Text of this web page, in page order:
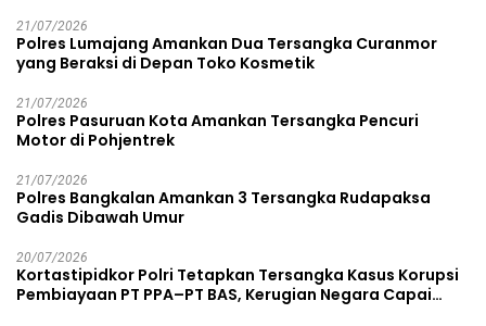
21/07/2026
Polres Lumajang Amankan Dua Tersangka Curanmor
yang Beraksi di Depan Toko Kosmetik
21/07/2026
Polres Pasuruan Kota Amankan Tersangka Pencuri
Motor di Pohjentrek
21/07/2026
Polres Bangkalan Amankan 3 Tersangka Rudapaksa
Gadis Dibawah Umur
20/07/2026
Kortastipidkor Polri Tetapkan Tersangka Kasus Korupsi
Pembiayaan PT PPA–PT BAS, Kerugian Negara Capai